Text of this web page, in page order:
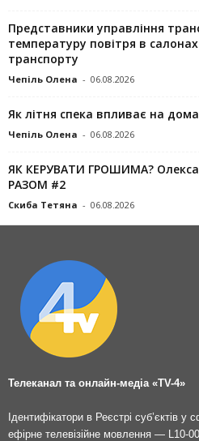
Представники управління
температуру повітря в
транспорту
Чепіль Олена - 06.08.2026
Як літня спека впливає на
Чепіль Олена - 06.08.2026
ЯК КЕРУВАТИ ГРОШИМА?
РАЗОМ #2
Скиба Тетяна - 06.08.2026
Телеканал та онлайн-медіа «TV-4»
Ідентифікатори в Реєстрі суб’єктів у
ефірне телевізійне мовлення — L10-